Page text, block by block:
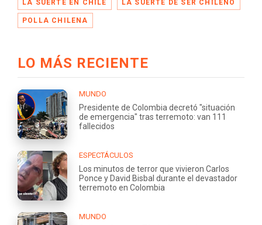
LA SUERTE EN CHILE LA SUERTE DE SER CHILENO
POLLA CHILENA
LO MÁS RECIENTE
MUNDO
Presidente de Colombia decretó "situación
de emergencia" tras terremoto: van 111
fallecidos
ESPECTÁCULOS
Los minutos de terror que vivieron Carlos
Ponce y David Bisbal durante el devastador
terremoto en Colombia
MUNDO